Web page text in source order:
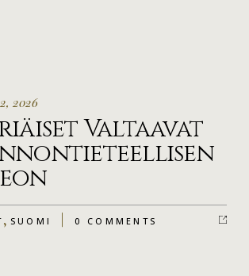
2026
Valtaavat
, SUOMI 0 COMMENTS